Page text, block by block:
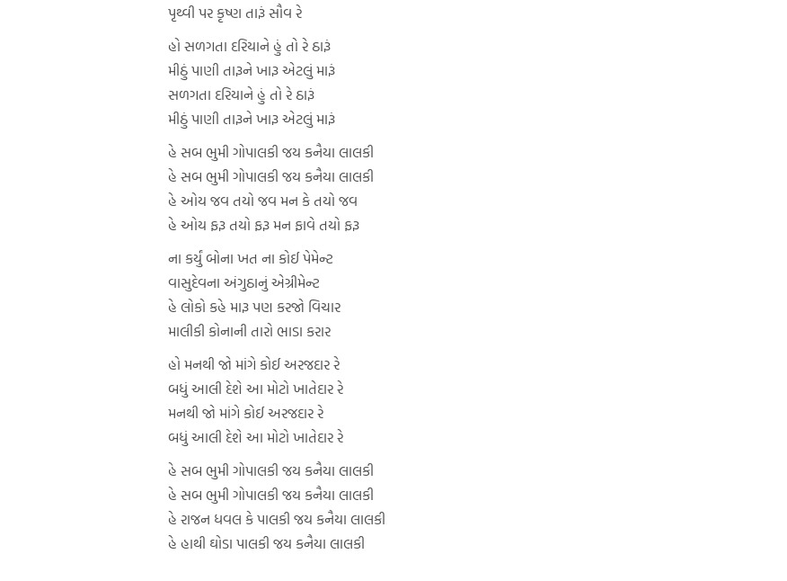
પૃથ્વી પર કૃષ્ણ તારૂં સૌવ રે
હો સળગતા દરિયાને હું તો રે ઠારૂં
મીઠું પાણી તારૂને ખારૂ એટલું મારૂં
સળગતા દરિયાને હું તો રે ઠારૂં
મીઠું પાણી તારૂને ખારૂ એટલું મારૂં
હે સબ ભુમી ગોપાલકી જય કનૈયા લાલકી
હે સબ ભુમી ગોપાલકી જય કનૈયા લાલકી
હે ઓય જવ તયો જવ મન કે તયો જવ
હે ઓય ફરૂ તયો ફરૂ મન ફાવે તયો ફરૂ
ના કર્યું બોના ખત ના કોઈ પેમેન્ટ
વાસુદેવના અંગુઠાનું એગ્રીમેન્ટ
હે લોકો કહે મારૂ પણ કરજો વિચાર
માલીકી કોનાની તારો ભાડા કરાર
હો મનથી જો માંગે કોઈ અરજદાર રે
બધું આલી દેશે આ મોટો ખાતેદાર રે
મનથી જો માંગે કોઈ અરજદાર રે
બધું આલી દેશે આ મોટો ખાતેદાર રે
હે સબ ભુમી ગોપાલકી જય કનૈયા લાલકી
હે સબ ભુમી ગોપાલકી જય કનૈયા લાલકી
હે રાજન ધવલ કે પાલકી જય કનૈયા લાલકી
હે હાથી ઘોડા પાલકી જય કનૈયા લાલકી